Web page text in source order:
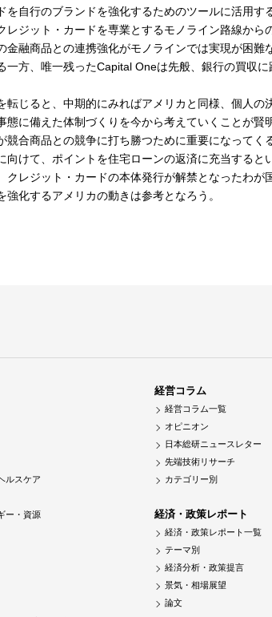
を自行のブランドを強化するためのツールに活用す
レジット・カードを専業とするモノライン路線か
金融商品との連携強化がモノラインでは実現が困
一方、唯一残ったCapital Oneは先般、銀行の買収に
転じると、中期的にみればアメリカと同様、個人の
態に備えた体制づくりを今から考えていくことが
競合商品との競争に打ち勝つために重要になって
向けて、ポイントを住宅ローンの返済に充当する
クレジット・カードの本体発行が解禁となったわ
強化するアメリカの動きは参考となろう。
ルスケア
ー・資源
経営コラム
経営コラム一覧
オピニオン
日本総研ニュースレター
先端技術リサーチ
カテゴリー別
経済・政策レポート
経済・政策レポート一覧
テーマ別
経済分析・政策提言
景気・相場展望
論文